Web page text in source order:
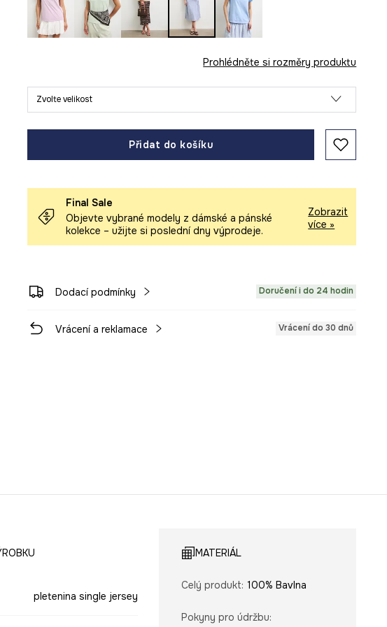
Prohlédněte si rozměry produktu
Zvolte velikost
Přidat do košíku
Final Sale
Objevte vybrané modely z dámské a pánské
kolekce – užijte si poslední dny výprodeje.
Zobrazit
více »
Dodací podmínky Doručení i do 24 hodin
Vrácení a reklamace Vrácení do 30 dnů
pletenina single jersey
MATERIÁL
Celý produkt: 100% Bavlna
Pokyny pro údržbu: